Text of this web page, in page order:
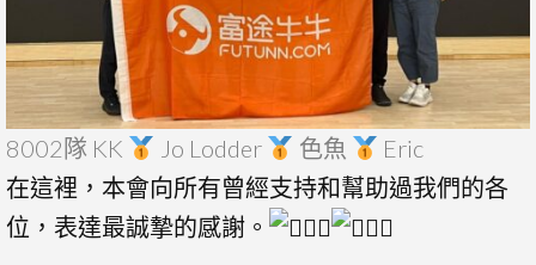
8002隊 KK Jo Lodder 色魚
Eric
在這裡，本會向所有曾經支持和幫助過我們的各
位，表達最誠摯的感謝。